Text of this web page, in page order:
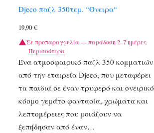
Djeco παζλ 350τεμ. “Όνειρα“
19,90 €
Σε προπαραγγελία — παράδοση 2–7 ημέρες.
Περισσότερα
Ένα ατμοσφαιρικό παζλ 350 κομματιών
από την εταιρεία Djeco, που μεταφέρει
τα παιδιά σε έναν τρυφερό και ονειρικό
κόσμο γεμάτο φαντασία, χρώματα και
λεπτομέρειες που μοιάζουν να
ξεπήδησαν από έναν…